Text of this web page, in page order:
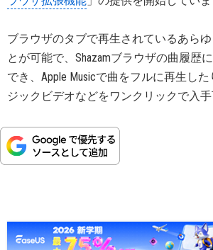
ブラウザのタブで再生されているあら
とが可能で、Shazamブラウザの曲履歴
でき、Apple Musicで曲をフルに再生し
ジックビデオなどをワンクリックで入手